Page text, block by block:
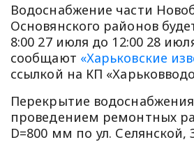
Водоснабжение части
Основянского районов
8:00 27 июля до 12:00 28
сообщают «Харьковские
ссылкой на КП
Перекрытие водоснабжения
проведением ремонтных
D=800 мм по ул. Селянской,